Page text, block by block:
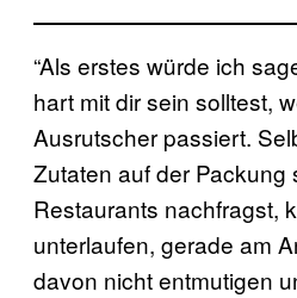
“Als erstes würde ich
hart mit dir sein solltest,
Ausrutscher passiert.
Zutaten auf der Packung
Restaurants nachfragst,
unterlaufen, gerade am
davon nicht entmutigen